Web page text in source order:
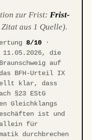
zur Frist:Frist-
Zitat aus 1 Quelle).
8/10 ·
11.05.2026, die
auf
BFH-Urteil IX
klar, dass
§23 EStG
Gleichklangs
ist und
allein für
durchbrechen